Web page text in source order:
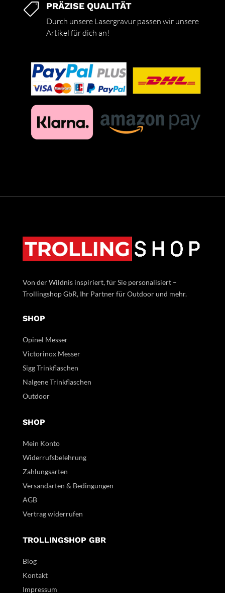
 PRÄZISE QUALITÄT
Durch unsere Lasergravur passen wir unsere
Artikel für dich an!
Von der Wildnis inspiriert, für Sie personalisiert –
Trollingshop GbR, Ihr Partner für Outdoor und mehr.
SHOP
Opinel Messer
Victorinox Messer
Sigg Trinkflaschen
Nalgene Trinkflaschen
Outdoor
SHOP
Mein Konto
Widerrufsbelehrung
Zahlungsarten
Versandarten & Bedingungen
AGB
Vertrag widerrufen
TROLLINGSHOP GBR
Blog
Kontakt
Impressum